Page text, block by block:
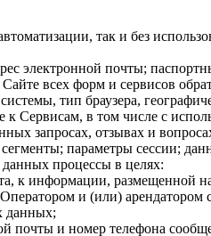
так и без
электронной почты;
всех форм и сервисов
тип браузера,
Сервисам, в том числе с
запросах, отзывах и
параметры сессии;
процессы в целях:
к информации, размещенной
и (или) арендатором
данных;
почты и номер телефона